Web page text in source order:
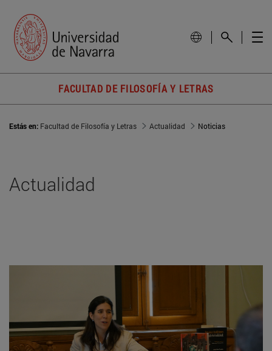
FACULTAD DE FILOSOFÍA Y LETRAS
Estás en: Facultad de Filosofía y Letras Actualidad Noticias
Actualidad